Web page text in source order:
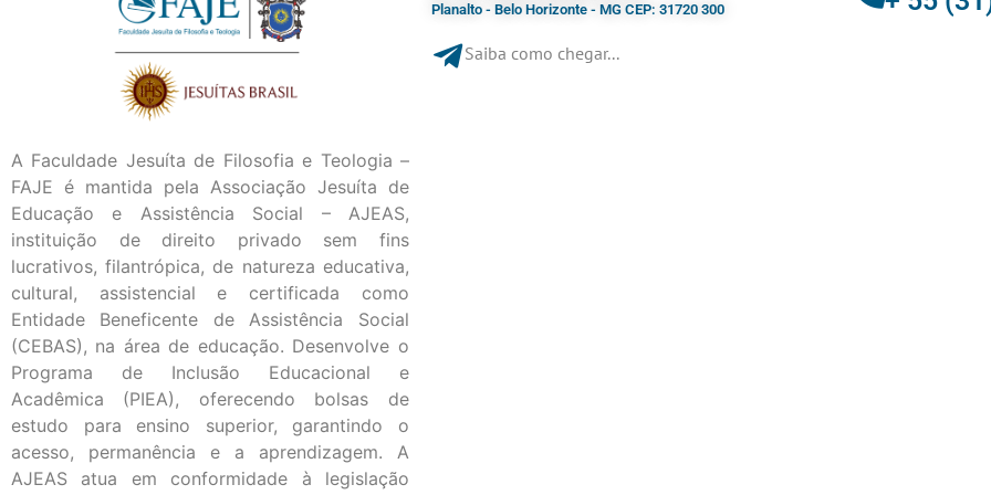
A Faculdade Jesuíta de Filosofia e Teologia –
FAJE é mantida pela Associação Jesuíta de
Educação e Assistência Social – AJEAS,
instituição de direito privado sem fins
lucrativos, filantrópica, de natureza educativa,
cultural, assistencial e certificada como
Entidade Beneficente de Assistência Social
(CEBAS), na área de educação. Desenvolve o
Programa de Inclusão Educacional e
Acadêmica (PIEA), oferecendo bolsas de
estudo para ensino superior, garantindo o
acesso, permanência e a aprendizagem. A
AJEAS atua em conformidade à legislação
Planalto - Belo Horizonte - MG CEP: 31720 300
Saiba como chegar...